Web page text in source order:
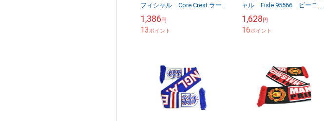
フィシャル Core Crest ラー
150cm×90cm 【他商品同梱
OK・送料無料...
1,386円
13ポイント
ャル Fisle 95566 ビーニ
料商品】
1,628円
16ポイント